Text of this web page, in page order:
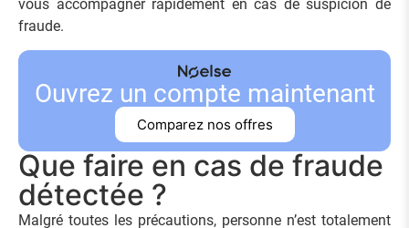
vous accompagner rapidement en cas de suspicion de
fraude.
Ouvrez un compte maintenant
Comparez nos offres
Que faire en cas de fraude
détectée ?
Malgré toutes les précautions, personne n’est totalement